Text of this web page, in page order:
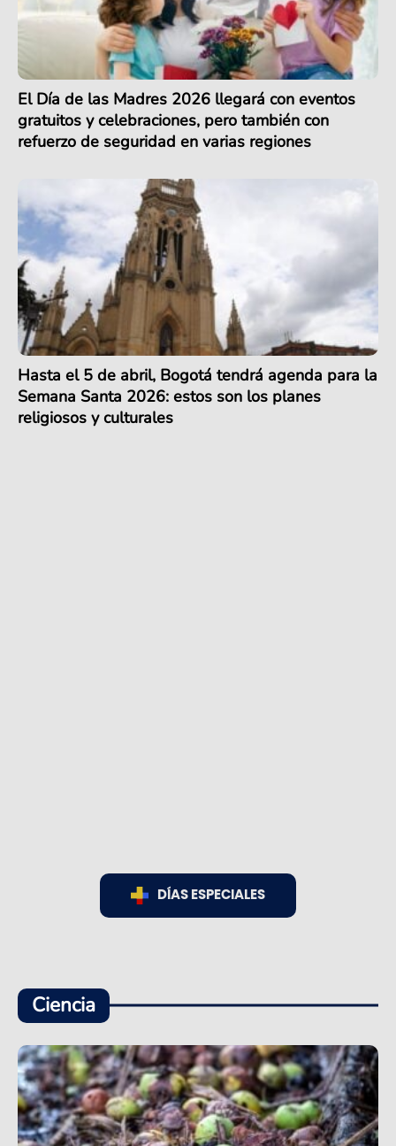
El Día de las Madres 2026 llegará con eventos
gratuitos y celebraciones, pero también con
refuerzo de seguridad en varias regiones
Hasta el 5 de abril, Bogotá tendrá agenda para la
Semana Santa 2026: estos son los planes
religiosos y culturales
DÍAS ESPECIALES
Ciencia